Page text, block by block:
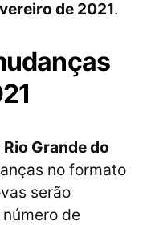
de 2021.
Grande do
no formato
serão
de